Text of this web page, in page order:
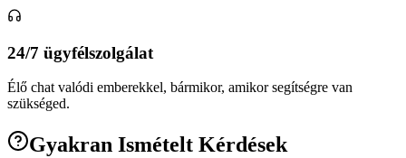
24/7 ügyfélszolgálat
Élő chat valódi emberekkel, bármikor, amikor segítségre van
szükséged.
Gyakran Ismételt Kérdések